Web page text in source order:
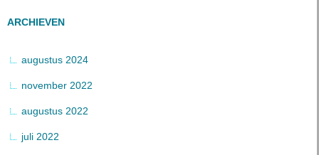
ARCHIEVEN
augustus 2024
november 2022
augustus 2022
juli 2022